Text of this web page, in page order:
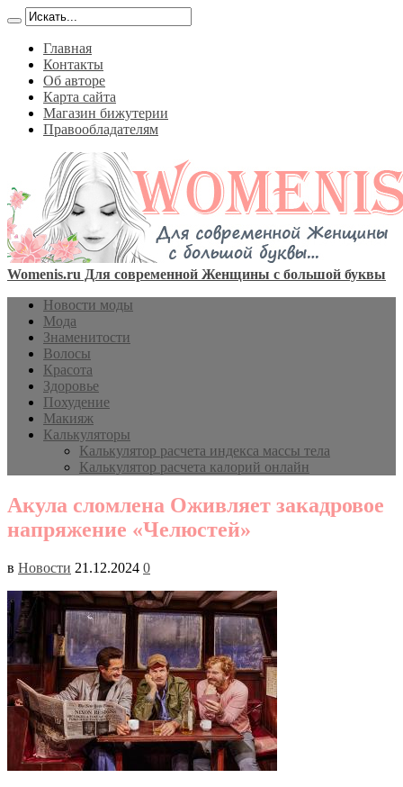
Главная
Контакты
Об авторе
Карта сайта
Магазин бижутерии
Правообладателям
Womenis.ru Для современной Женщины с большой буквы
Новости моды
Мода
Знаменитости
Волосы
Красота
Здоровье
Похудение
Макияж
Калькуляторы
Калькулятор расчета индекса массы тела
Калькулятор расчета калорий онлайн
Акула сломлена Оживляет закадровое
напряжение «Челюстей»
в Новости 21.12.2024 0